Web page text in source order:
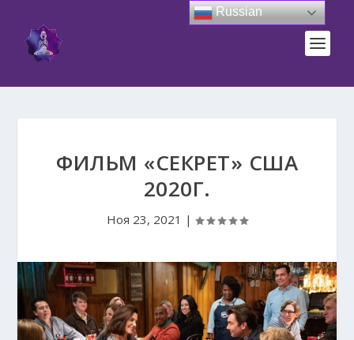
ФИЛЬМ «СЕКРЕТ» США
2020Г.
Ноя 23, 2021 |
Russian